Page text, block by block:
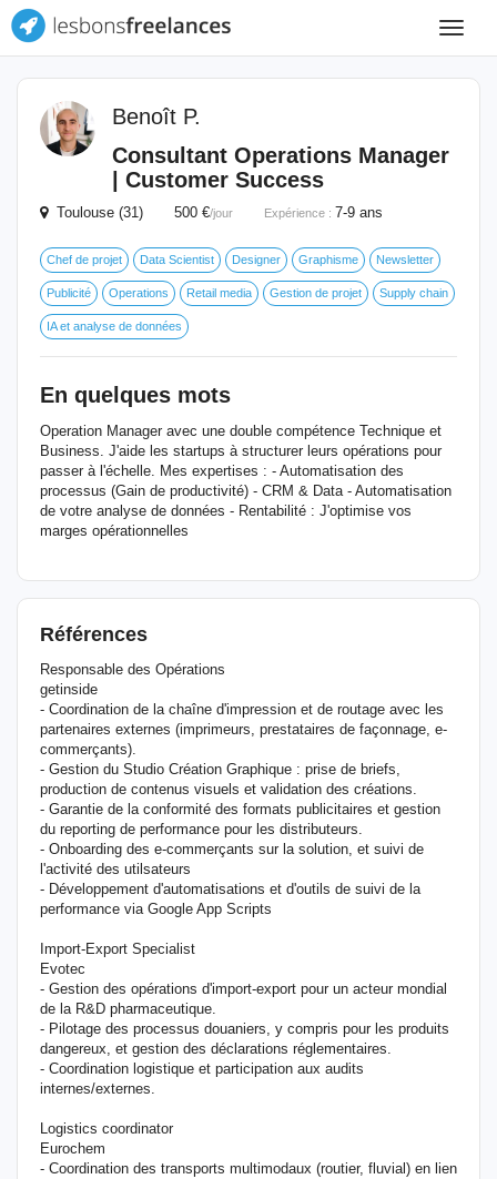
Toggle
Benoît P.
Consultant Operations Manager
| Customer Success
Toulouse (31) 500 €/jour Expérience : 7-9 ans
Chef de projet Data Scientist Designer Graphisme Newsletter
Publicité Operations Retail media Gestion de projet Supply chain
IA et analyse de données
En quelques mots
Operation Manager avec une double compétence Technique et
Business. J'aide les startups à structurer leurs opérations pour
passer à l'échelle. Mes expertises : - Automatisation des
processus (Gain de productivité) - CRM & Data - Automatisation
de votre analyse de données - Rentabilité : J'optimise vos
marges opérationnelles
Références
Responsable des Opérations
getinside
- Coordination de la chaîne d'impression et de routage avec les
partenaires externes (imprimeurs, prestataires de façonnage, e-
commerçants).
- Gestion du Studio Création Graphique : prise de briefs,
production de contenus visuels et validation des créations.
- Garantie de la conformité des formats publicitaires et gestion
du reporting de performance pour les distributeurs.
- Onboarding des e-commerçants sur la solution, et suivi de
l'activité des utilsateurs
- Développement d'automatisations et d'outils de suivi de la
performance via Google App Scripts
Import-Export Specialist
Evotec
- Gestion des opérations d'import-export pour un acteur mondial
de la R&D pharmaceutique.
- Pilotage des processus douaniers, y compris pour les produits
dangereux, et gestion des déclarations réglementaires.
- Coordination logistique et participation aux audits
internes/externes.
Logistics coordinator
Eurochem
- Coordination des transports multimodaux (routier, fluvial) en lien